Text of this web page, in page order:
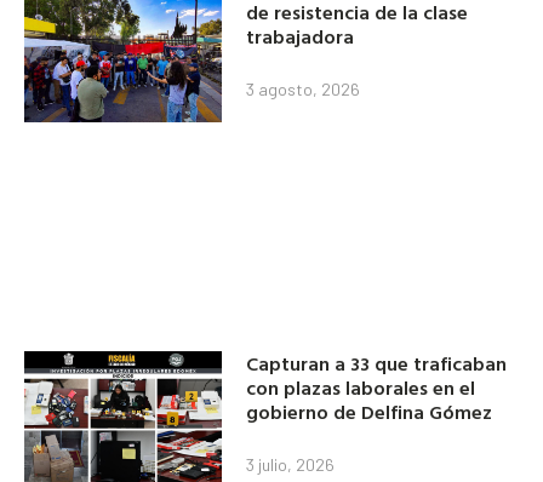
de resistencia de la clase
trabajadora
3 agosto, 2026
Capturan a 33 que traficaban
con plazas laborales en el
gobierno de Delfina Gómez
3 julio, 2026